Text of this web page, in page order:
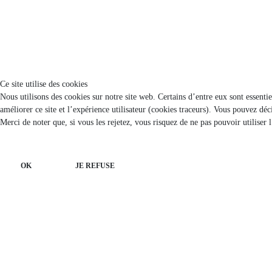
Ce site utilise des cookies
Nous utilisons des cookies sur notre site web. Certains d’entre eux sont
améliorer ce site et l’expérience utilisateur (cookies traceurs). Vous pouvez
Merci de noter que, si vous les rejetez, vous risquez de ne pas pouvoir utiliser
OK JE REFUSE